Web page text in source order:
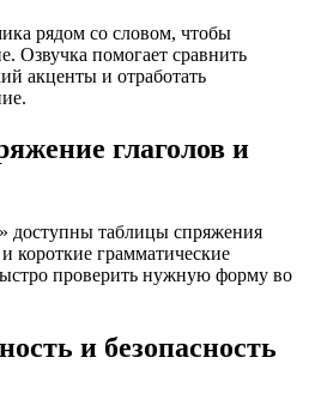
рядом со словом, чтобы
Озвучка помогает сравнить
акценты и отработать
глаголов и
доступны таблицы спряжения
короткие грамматические
проверить нужную форму во
и безопасность